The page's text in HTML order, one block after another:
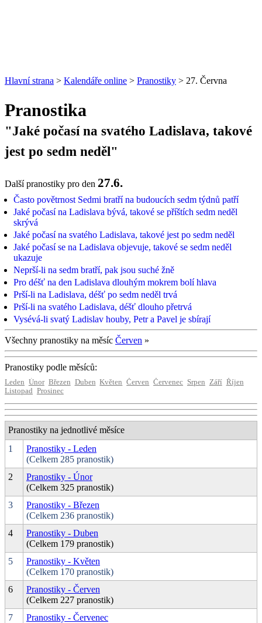
Hlavní strana > Kalendáře online > Pranostiky > 27. Června
Pranostika
"Jaké počasí na svatého Ladislava, takové
jest po sedm neděl"
Další pranostiky pro den 27.6.
Často povětrnost Sedmi bratří na budoucích sedm týdnů patří
Jaké počasí na Ladislava bývá, takové se příštích sedm neděl
skrývá
Jaké počasí na svatého Ladislava, takové jest po sedm neděl
Jaké počasí se na Ladislava objevuje, takové se sedm neděl
ukazuje
Neprší-li na sedm bratří, pak jsou suché žně
Pro déšť na den Ladislava dlouhým mokrem bolí hlava
Prší-li na Ladislava, déšť po sedm neděl trvá
Prší-li na svatého Ladislava, déšť dlouho přetrvá
Vysévá-li svatý Ladislav houby, Petr a Pavel je sbírají
Všechny pranostiky na měsíc Červen »
Pranostiky podle měsíců:
Leden Únor Březen Duben Květen Červen Červenec Srpen Září Říjen
Listopad Prosinec
Pranostiky na jednotlivé měsíce
1
Pranostiky - Leden
(Celkem 285 pranostik)
2
Pranostiky - Únor
(Celkem 325 pranostik)
3
Pranostiky - Březen
(Celkem 236 pranostik)
4
Pranostiky - Duben
(Celkem 179 pranostik)
5
Pranostiky - Květen
(Celkem 170 pranostik)
6
Pranostiky - Červen
(Celkem 227 pranostik)
7
Pranostiky - Červenec